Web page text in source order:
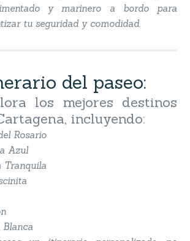
y marinero a bordo para
tu seguridad y comodidad.
del paseo:
los mejores destinos
incluyendo:
Rosario
Azul
Tranquila